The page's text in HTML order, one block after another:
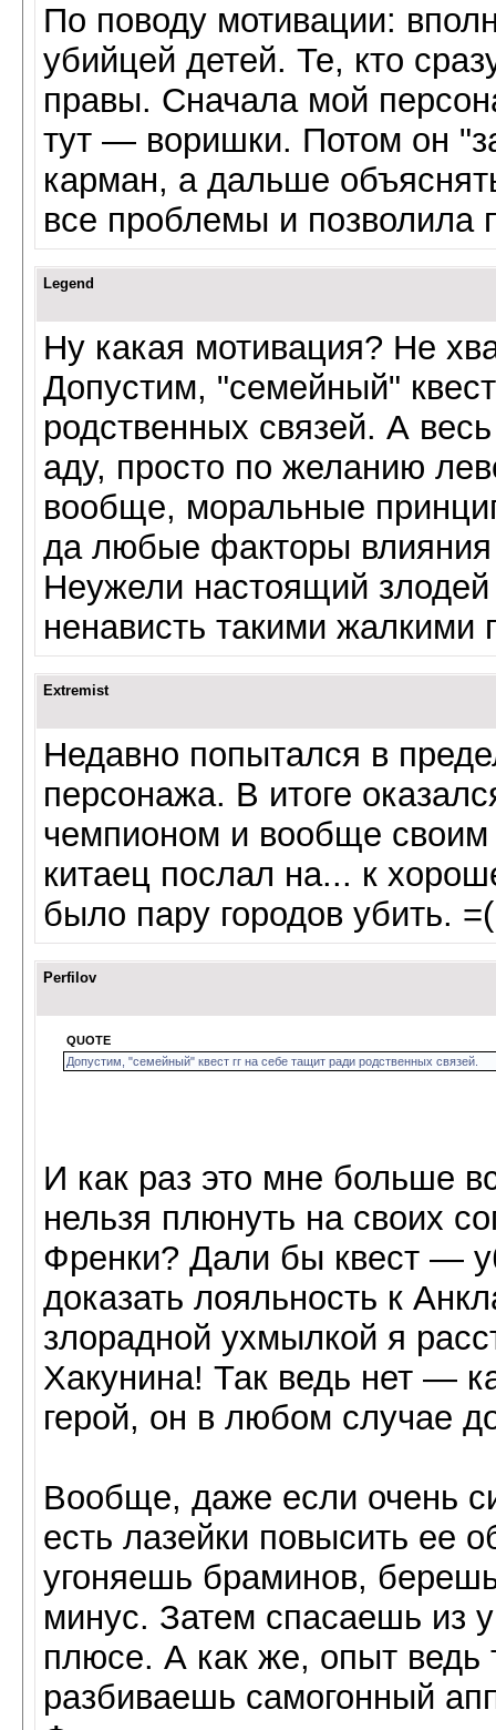
По поводу мотивации:
убийцей детей. Те, кто
правы. Сначала мой
тут — воришки. Потом он
карман, а дальше
все проблемы и позволила
Legend
Ну какая мотивация? Не
Допустим, "семейный"
родственных связей. А
аду, просто по желанию
вообще, моральные
да любые факторы влияния
Неужели настоящий злодей
ненависть такими жалкими
Extremist
Недавно попытался в
персонажа. В итоге
чемпионом и вообще своим
китаец послал на... к
было пару городов убить. =(
Perfilov
QUOTE
Допустим, "семейный" квест гг на себе тащит ради родственных связей.
И как раз это мне больше
нельзя плюнуть на своих
Френки? Дали бы квест —
доказать лояльность к
злорадной ухмылкой я
Хакунина! Так ведь нет —
герой, он в любом случае
Вообще, даже если очень
есть лазейки повысить ее
угоняешь браминов,
минус. Затем спасаешь из
плюсе. А как же, опыт
разбиваешь самогонный